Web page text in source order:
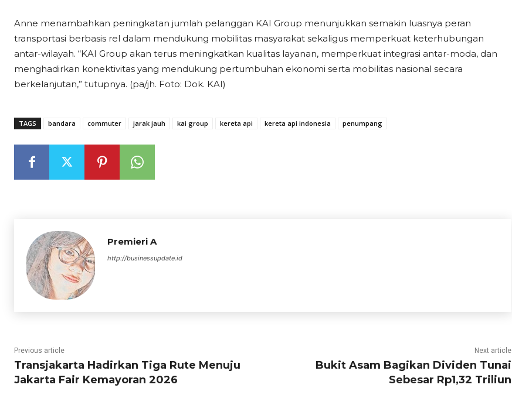
Anne menambahkan peningkatan jumlah pelanggan KAI Group menunjukkan semakin luasnya peran
transportasi berbasis rel dalam mendukung mobilitas masyarakat sekaligus memperkuat keterhubungan
antar-wilayah. “KAI Group akan terus meningkatkan kualitas layanan, memperkuat integrasi antar-moda, dan
menghadirkan konektivitas yang mendukung pertumbuhan ekonomi serta mobilitas nasional secara
berkelanjutan,” tutupnya. (pa/jh. Foto: Dok. KAI)
TAGS bandara commuter jarak jauh kai group kereta api kereta api indonesia penumpang
Premieri A
http://businessupdate.id
Previous article
Transjakarta Hadirkan Tiga Rute Menuju
Jakarta Fair Kemayoran 2026
Next article
Bukit Asam Bagikan Dividen Tunai
Sebesar Rp1,32 Triliun